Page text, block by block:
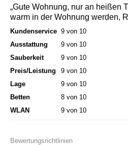
„Gute Wohnung, nur an heißen
warm in der Wohnung werden,
Kundenservice 9 von 10
Ausstattung
9 von 10
Sauberkeit
9 von 10
Preis/Leistung
9 von 10
Lage
9 von 10
Betten
8 von 10
WLAN
9 von 10
Bewertungsrichtlinien